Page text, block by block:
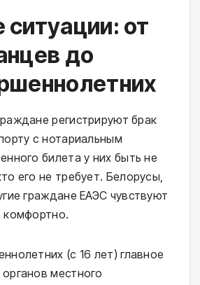
от
до
регистрируют брак
с нотариальным
билета у них быть не
его не требует. Белорусы,
граждане ЕАЭС чувствуют
комфортно.
(с 16 лет) главное
местного